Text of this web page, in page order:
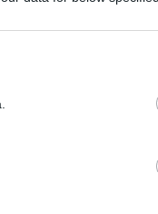
ügyben, teljesen
használt,
a súlyos gödi